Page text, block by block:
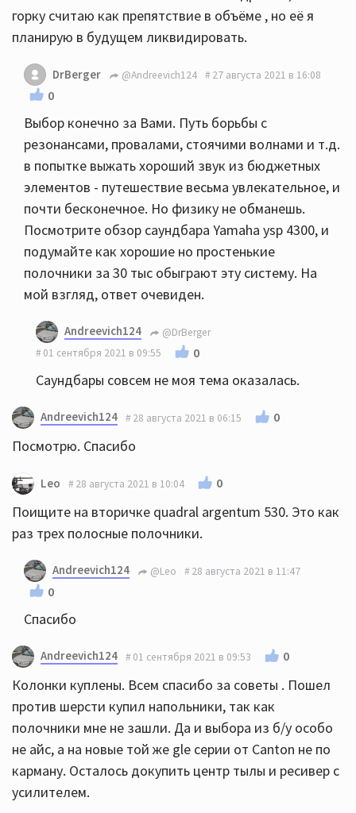
горку считаю как препятствие в объёме , но её я
планирую в будущем ликвидировать.
DrBerger @Andreevich124 27 августа 2021 в 16:08
0
Выбор конечно за Вами. Путь борьбы с
резонансами, провалами, стоячими волнами и т.д.
в попытке выжать хороший звук из бюджетных
элементов - путешествие весьма увлекательное, и
почти бесконечное. Но физику не обманешь.
Посмотрите обзор саундбара Yamaha ysp 4300, и
подумайте как хорошие но простенькие
полочники за 30 тыс обыграют эту систему. На
мой взгляд, ответ очевиден.
Andreevich124
@DrBerger
01 сентября 2021 в 09:55
0
Саундбары совсем не моя тема оказалась.
Andreevich124 28 августа 2021 в 06:15 0
Посмотрю. Спасибо
Leo 28 августа 2021 в 10:04 0
Поищите на вторичке quadral argentum 530. Это как
раз трех полосные полочники.
Andreevich124 @Leo 28 августа 2021 в 11:47
0
Спасибо
Andreevich124 01 сентября 2021 в 09:53 0
Колонки куплены. Всем спасибо за советы . Пошел
против шерсти купил напольники, так как
полочники мне не зашли. Да и выбора из б/у особо
не айс, а на новые той же gle серии от Canton не по
карману. Осталось докупить центр тылы и ресивер с
усилителем.